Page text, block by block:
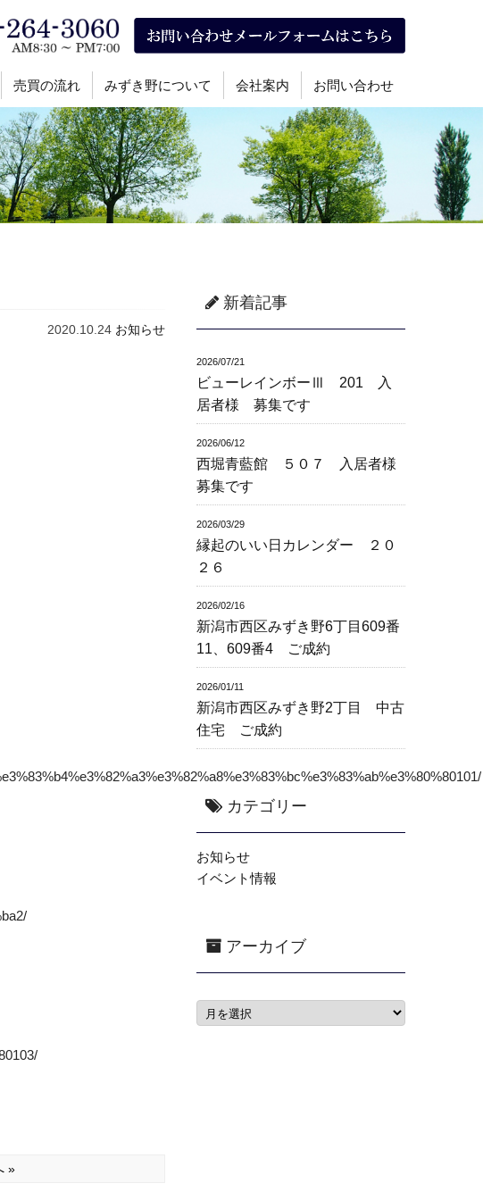
売買の流れ みずき野について 会社案内 お問い合わせ
2020.10.24 お知らせ
»
新着記事
2026/07/21
ビューレインボーⅢ 201 入
居者様 募集です
2026/06/12
西堀青藍館 ５０７ 入居者様
募集です
2026/03/29
縁起のいい日カレンダー ２０
２６
2026/02/16
新潟市西区みずき野6丁目609番
11、609番4 ご成約
2026/01/11
新潟市西区みずき野2丁目 中古
住宅 ご成約
カテゴリー
お知らせ
イベント情報
アーカイブ